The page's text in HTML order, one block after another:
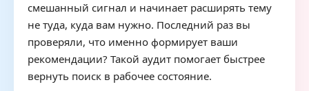
смешанный сигнал и начинает расширять тему
не туда, куда вам нужно. Последний раз вы
проверяли, что именно формирует ваши
рекомендации? Такой аудит помогает быстрее
вернуть поиск в рабочее состояние.